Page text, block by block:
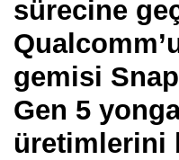
sürecine
gemisi
Gen 5
üretimlerini